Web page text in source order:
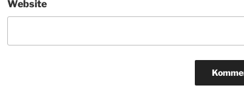
Website